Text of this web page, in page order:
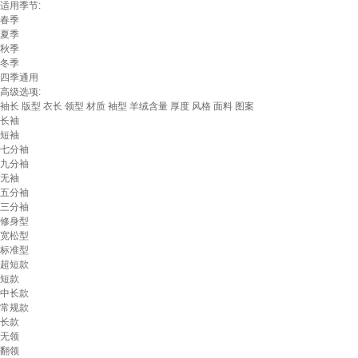
适用季节:
春季
夏季
秋季
冬季
四季通用
高级选项:
袖长 版型 衣长 领型 材质 袖型 羊绒含量 厚度 风格 面料 图案
长袖
短袖
七分袖
九分袖
无袖
五分袖
三分袖
修身型
宽松型
标准型
超短款
短款
中长款
常规款
长款
无领
翻领